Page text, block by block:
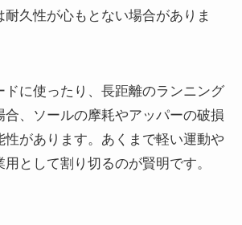
耐久性が心もとない場合がありま
ドに使ったり、長距離のランニング
合、ソールの摩耗やアッパーの破損
性があります。あくまで軽い運動や
用として割り切るのが賢明です。